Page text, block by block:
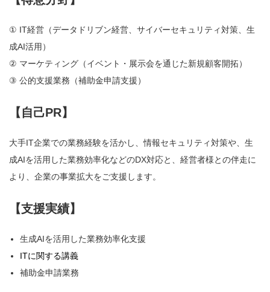
① IT経営（データドリブン経営、サイバーセキュリティ対策、生
成AI活用）
② マーケティング（イベント・展示会を通じた新規顧客開拓）
③ 公的支援業務（補助金申請支援）
【自己PR】
大手IT企業での業務経験を活かし、情報セキュリティ対策や、生
成AIを活用した業務効率化などのDX対応と、経営者様との伴走に
より、企業の事業拡大をご支援します。
【支援実績】
生成AIを活用した業務効率化支援
ITに関する講義
補助金申請業務